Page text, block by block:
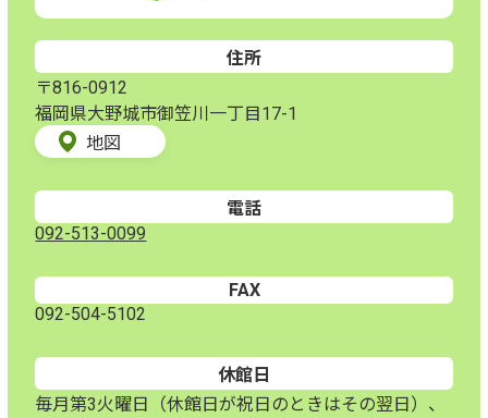
住所
〒816-0912
福岡県大野城市御笠川一丁目17-1
地図
電話
092-513-0099
FAX
092-504-5102
休館日
毎月第3火曜日（休館日が祝日のときはその翌日）、